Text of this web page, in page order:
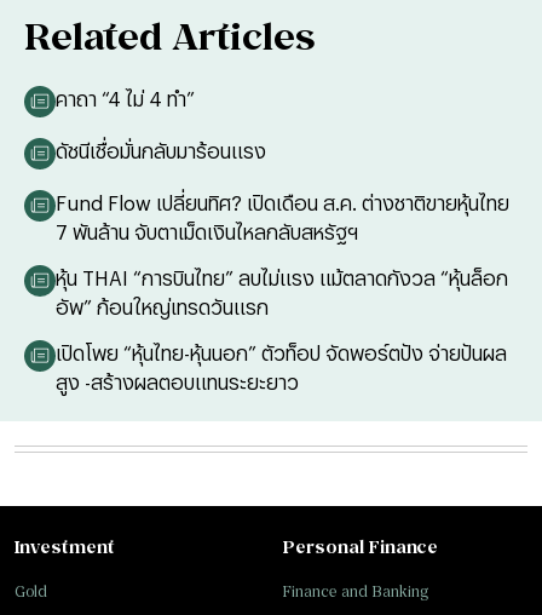
Related Articles
คาถา “4 ไม่ 4 ทำ”
ดัชนีเชื่อมั่นกลับมาร้อนแรง
Fund Flow เปลี่ยนทิศ? เปิดเดือน ส.ค. ต่างชาติขายหุ้นไทย
7 พันล้าน จับตาเม็ดเงินไหลกลับสหรัฐฯ
หุ้น THAI “การบินไทย” ลบไม่แรง แม้ตลาดกังวล “หุ้นล็อก
อัพ” ก้อนใหญ่เทรดวันแรก
เปิดโพย “หุ้นไทย-หุ้นนอก” ตัวท็อป จัดพอร์ตปัง จ่ายปันผล
สูง -สร้างผลตอบแทนระยะยาว
Investment
Gold
Personal Finance
Finance and Banking